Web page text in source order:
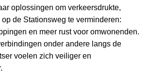
oplossingen om verkeersdrukte,
de Stationsweg te verminderen:
en meer rust voor omwonenden.
onder andere langs de
voelen zich veiliger en